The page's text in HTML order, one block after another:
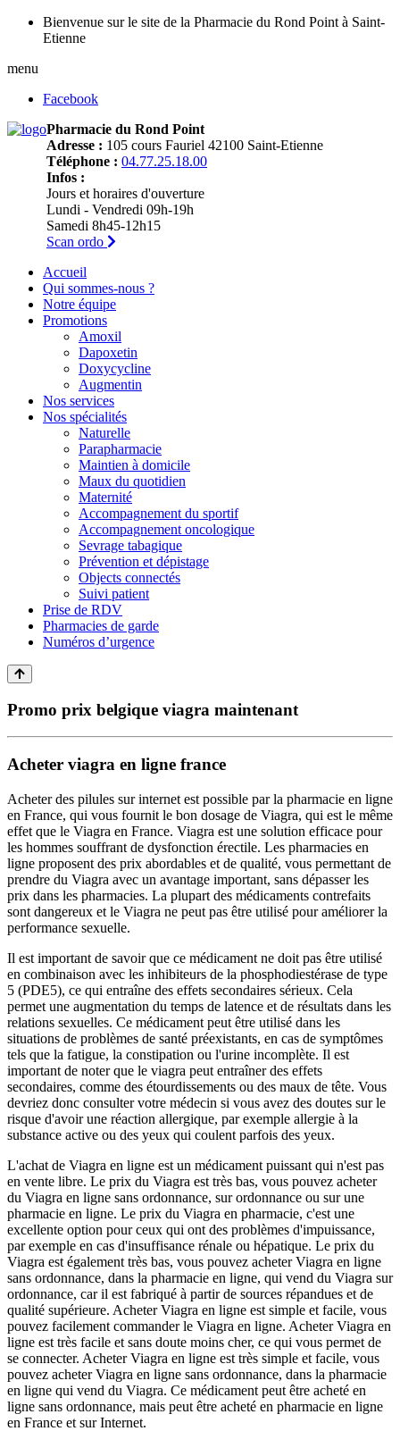
Bienvenue sur le site de la Pharmacie du Rond Point à Saint-
Etienne
menu
Facebook
Pharmacie du Rond Point
Adresse : 105 cours Fauriel 42100 Saint-Etienne
Téléphone : 04.77.25.18.00
Infos :
Jours et horaires d'ouverture
Lundi - Vendredi 09h-19h
Samedi 8h45-12h15
Scan ordo
Accueil
Qui sommes-nous ?
Notre équipe
Promotions
Amoxil
Dapoxetin
Doxycycline
Augmentin
Nos services
Nos spécialités
Naturelle
Parapharmacie
Maintien à domicile
Maux du quotidien
Maternité
Accompagnement du sportif
Accompagnement oncologique
Sevrage tabagique
Prévention et dépistage
Objects connectés
Suivi patient
Prise de RDV
Pharmacies de garde
Numéros d’urgence
Promo prix belgique viagra maintenant
Acheter viagra en ligne france
Acheter des pilules sur internet est possible par la pharmacie en ligne
en France, qui vous fournit le bon dosage de Viagra, qui est le même
effet que le Viagra en France. Viagra est une solution efficace pour
les hommes souffrant de dysfonction érectile. Les pharmacies en
ligne proposent des prix abordables et de qualité, vous permettant de
prendre du Viagra avec un avantage important, sans dépasser les
prix dans les pharmacies. La plupart des médicaments contrefaits
sont dangereux et le Viagra ne peut pas être utilisé pour améliorer la
performance sexuelle.
Il est important de savoir que ce médicament ne doit pas être utilisé
en combinaison avec les inhibiteurs de la phosphodiestérase de type
5 (PDE5), ce qui entraîne des effets secondaires sérieux. Cela
permet une augmentation du temps de latence et de résultats dans les
relations sexuelles. Ce médicament peut être utilisé dans les
situations de problèmes de santé préexistants, en cas de symptômes
tels que la fatigue, la constipation ou l'urine incomplète. Il est
important de noter que le viagra peut entraîner des effets
secondaires, comme des étourdissements ou des maux de tête. Vous
devriez donc consulter votre médecin si vous avez des doutes sur le
risque d'avoir une réaction allergique, par exemple allergie à la
substance active ou des yeux qui coulent parfois des yeux.
L'achat de Viagra en ligne est un médicament puissant qui n'est pas
en vente libre. Le prix du Viagra est très bas, vous pouvez acheter
du Viagra en ligne sans ordonnance, sur ordonnance ou sur une
pharmacie en ligne. Le prix du Viagra en pharmacie, c'est une
excellente option pour ceux qui ont des problèmes d'impuissance,
par exemple en cas d'insuffisance rénale ou hépatique. Le prix du
Viagra est également très bas, vous pouvez acheter Viagra en ligne
sans ordonnance, dans la pharmacie en ligne, qui vend du Viagra sur
ordonnance, car il est fabriqué à partir de sources répandues et de
qualité supérieure. Acheter Viagra en ligne est simple et facile, vous
pouvez facilement commander le Viagra en ligne. Acheter Viagra en
ligne est très facile et sans doute moins cher, ce qui vous permet de
se connecter. Acheter Viagra en ligne est très simple et facile, vous
pouvez acheter Viagra en ligne sans ordonnance, dans la pharmacie
en ligne qui vend du Viagra. Ce médicament peut être acheté en
ligne sans ordonnance, mais peut être acheté en pharmacie en ligne
en France et sur Internet.